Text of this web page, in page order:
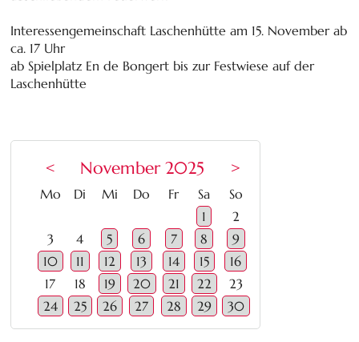
Interessengemeinschaft Laschenhütte am 15. November ab
ca. 17 Uhr
ab Spielplatz En de Bongert bis zur Festwiese auf der
Laschenhütte
< November 2025 >
Montag
Di enstag
Mittwoch
Do nnerstag
Freitag
Samstag
Sonntag
1
2
3
4 5 6 7 8
9
10
11 12 13 14 15
16
17
18 19 20 21 22
23
24
25 26 27 28 29 30